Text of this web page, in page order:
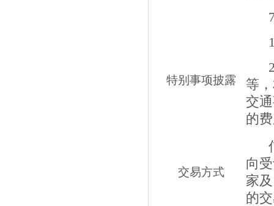
特别事项披露
等
交
的
交易方式
向
家
的